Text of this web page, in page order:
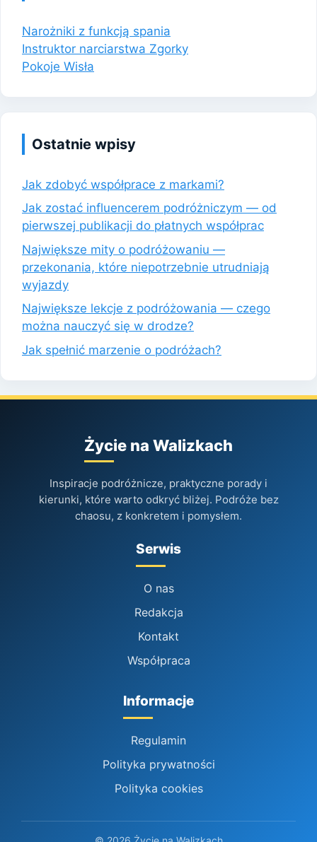
Narożniki z funkcją spania
Instruktor narciarstwa Zgorky
Pokoje Wisła
Ostatnie wpisy
Jak zdobyć współprace z markami?
Jak zostać influencerem podróżniczym — od
pierwszej publikacji do płatnych współprac
Największe mity o podróżowaniu —
przekonania, które niepotrzebnie utrudniają
wyjazdy
Największe lekcje z podróżowania — czego
można nauczyć się w drodze?
Jak spełnić marzenie o podróżach?
Życie na Walizkach
Inspiracje podróżnicze, praktyczne porady i
kierunki, które warto odkryć bliżej. Podróże bez
chaosu, z konkretem i pomysłem.
Serwis
O nas
Redakcja
Kontakt
Współpraca
Informacje
Regulamin
Polityka prywatności
Polityka cookies